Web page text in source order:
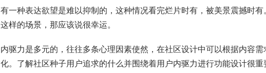
有一种表达欲望是难以抑制的，这种情况看完烂片时有，被美景震撼时
这样的场景，那应该说很幸运。
内驱力是多元的，往往多条心理因素使然，在社区设计中可以根据内容
化。了解社区种子用户追求的什么并围绕着用户内驱力进行功能设计很